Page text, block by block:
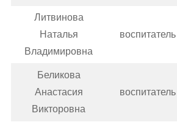
Литвинова
Наталья
Владимировна
воспитатель
Беликова
Анастасия
Викторовна
воспитатель